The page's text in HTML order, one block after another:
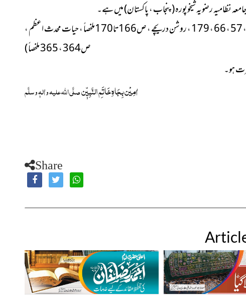
نظامیہ رضویہ شیخوپورہ(پنجاب ، پاکستان)میں ہے۔
(مجلّہ النظامیہ ، ستمبر2003ء ، مفتیِ اعظم پاکستان نمبر ، 37 ، 46 ، 57 ، 66 ، 179 ، روشن دریچے ، ص166تا170ملخصاً ، حیات محدث اعظم ،
ص364 ، 365 ملخصاً )
ہو۔
اٰمِیْن بِجَاہِ خَاتَمِ النَّبِیّٖنصلَّی اللہ علیہ واٰلہٖ وسلَّم
Share